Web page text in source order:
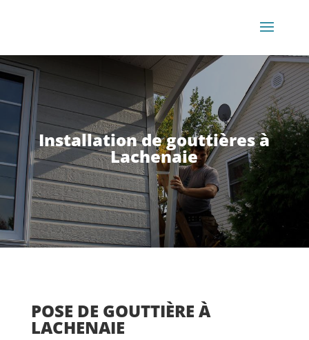
Installation de gouttières à
Lachenaie
POSE DE GOUTTIÈRE À
LACHENAIE